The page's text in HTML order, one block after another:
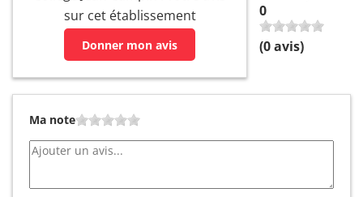
sur cet établissement
Donner mon avis
0
(0avis)
Ma note